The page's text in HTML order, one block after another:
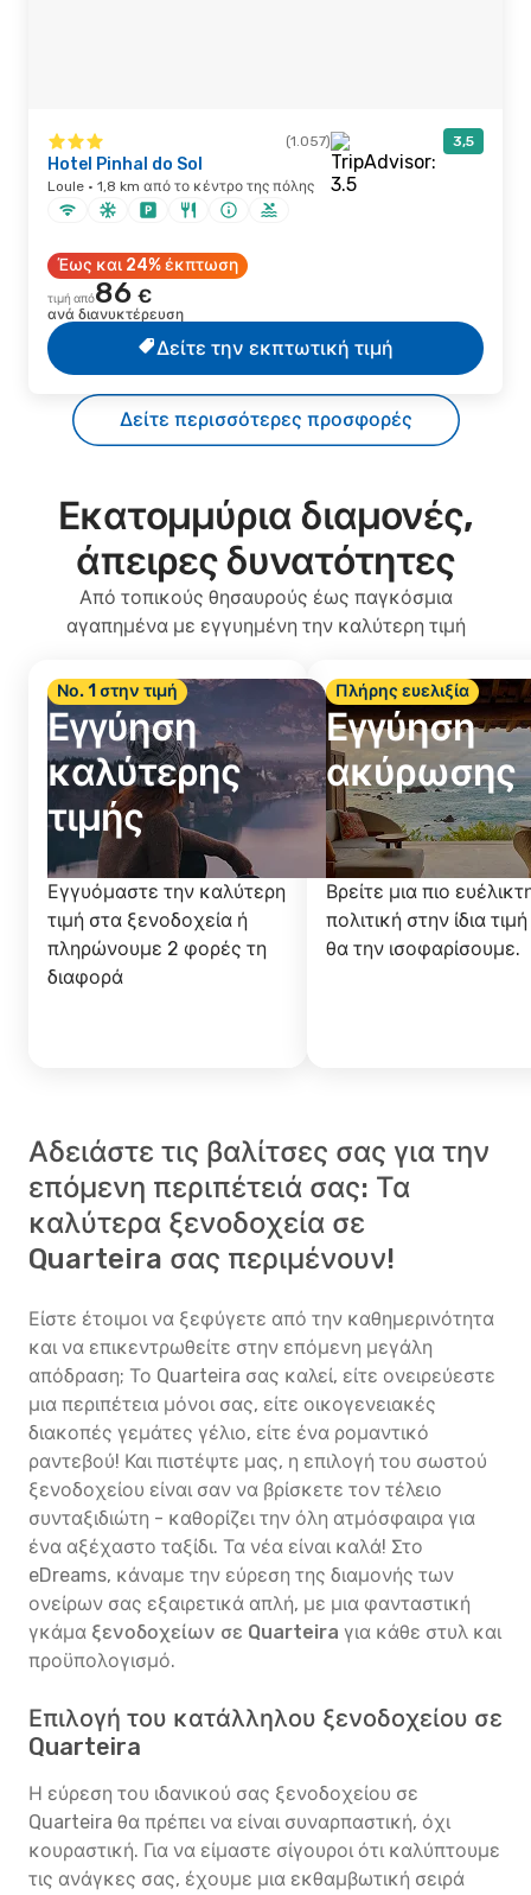
(1.057) 3,5
Hotel Pinhal do Sol
Loule · 1,8 km από το κέντρο της πόλης
Έως και 24% έκπτωση
τιμή από86 €
ανά διανυκτέρευση
Δείτε την εκπτωτική τιμή
Δείτε περισσότερες προσφορές
Εκατομμύρια διαμονές,
άπειρες δυνατότητες
Από τοπικούς θησαυρούς έως παγκόσμια
αγαπημένα με εγγυημένη την καλύτερη τιμή
Νο. 1 στην τιμή
Εγγύηση
καλύτερης
τιμής
Εγγυόμαστε την καλύτερη
τιμή στα ξενοδοχεία ή
πληρώνουμε 2 φορές τη
διαφορά
Πλήρης ευελιξία
Εγγύηση
ακύρωσης
Βρείτε μια πιο
πολιτική στην ίδια
θα την ισοφαρίσουμε.
Αδειάστε τις βαλίτσες σας για την
επόμενη περιπέτειά σας: Τα
καλύτερα ξενοδοχεία σε
Quarteira σας περιμένουν!
Είστε έτοιμοι να ξεφύγετε από την καθημερινότητα
και να επικεντρωθείτε στην επόμενη μεγάλη
απόδραση; Το Quarteira σας καλεί, είτε ονειρεύεστε
μια περιπέτεια μόνοι σας, είτε οικογενειακές
διακοπές γεμάτες γέλιο, είτε ένα ρομαντικό
ραντεβού! Και πιστέψτε μας, η επιλογή του σωστού
ξενοδοχείου είναι σαν να βρίσκετε τον τέλειο
συνταξιδιώτη - καθορίζει την όλη ατμόσφαιρα για
ένα αξέχαστο ταξίδι. Τα νέα είναι καλά! Στο
eDreams, κάναμε την εύρεση της διαμονής των
ονείρων σας εξαιρετικά απλή, με μια φανταστική
γκάμα ξενοδοχείων σε Quarteira για κάθε στυλ και
προϋπολογισμό.
Επιλογή του κατάλληλου ξενοδοχείου σε
Quarteira
Η εύρεση του ιδανικού σας ξενοδοχείου σε
Quarteira θα πρέπει να είναι συναρπαστική, όχι
κουραστική. Για να είμαστε σίγουροι ότι καλύπτουμε
τις ανάγκες σας, έχουμε μια εκθαμβωτική σειρά